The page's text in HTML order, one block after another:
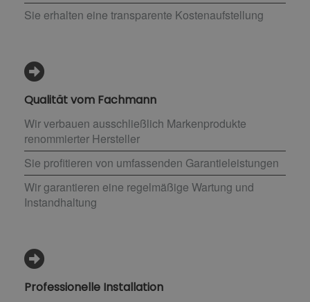
Sie erhalten eine transparente Kostenaufstellung
Qualität vom Fachmann
Wir verbauen ausschließlich Markenprodukte
renommierter Hersteller
Sie profitieren von umfassenden Garantieleistungen
Wir garantieren eine regelmäßige Wartung und
Instandhaltung
Professionelle Installation